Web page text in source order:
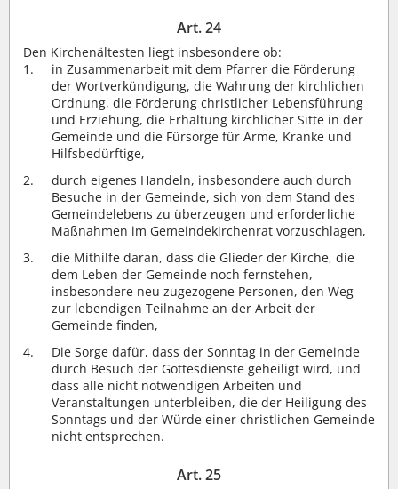
Art. 24
Den Kirchenältesten liegt insbesondere ob:
in Zusammenarbeit mit dem Pfarrer die Förderung
der Wortverkündigung, die Wahrung der kirchlichen
Ordnung, die Förderung christlicher Lebensführung
und Erziehung, die Erhaltung kirchlicher Sitte in der
Gemeinde und die Fürsorge für Arme, Kranke und
Hilfsbedürftige,
durch eigenes Handeln, insbesondere auch durch
Besuche in der Gemeinde, sich von dem Stand des
Gemeindelebens zu überzeugen und erforderliche
Maßnahmen im Gemeindekirchenrat vorzuschlagen,
die Mithilfe daran, dass die Glieder der Kirche, die
dem Leben der Gemeinde noch fernstehen,
insbesondere neu zugezogene Personen, den Weg
zur lebendigen Teilnahme an der Arbeit der
Gemeinde finden,
Die Sorge dafür, dass der Sonntag in der Gemeinde
durch Besuch der Gottesdienste geheiligt wird, und
dass alle nicht notwendigen Arbeiten und
Veranstaltungen unterbleiben, die der Heiligung des
Sonntags und der Würde einer christlichen Gemeinde
nicht entsprechen.
Art. 25